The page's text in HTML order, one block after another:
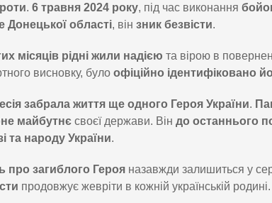
. 6 травня 2024 року, під час виконання
Донецької області, він зник безвісти.
місяців рідні жили надією та вірою в
висновку, було офіційно ідентифіковано
забрала життя ще одного Героя України.
майбутнє своєї держави. Він до останнього
та народу України.
про загиблого Героя назавжди залишиться у
продовжує жевріти в кожній українській родині.